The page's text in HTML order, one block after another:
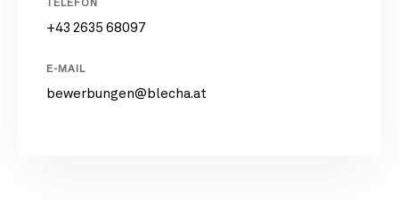
TELEFON
+43 2635 68097
E-MAIL
bewerbungen@blecha.at